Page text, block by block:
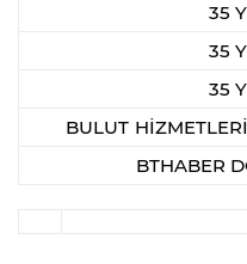
35
35
35
BULUT
BTHABER